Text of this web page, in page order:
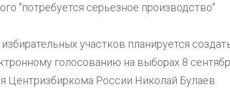
"потребуется серьезное производство"
участков планируется
голосованию на выборах 8
Центризбиркома России Николай Булаев.